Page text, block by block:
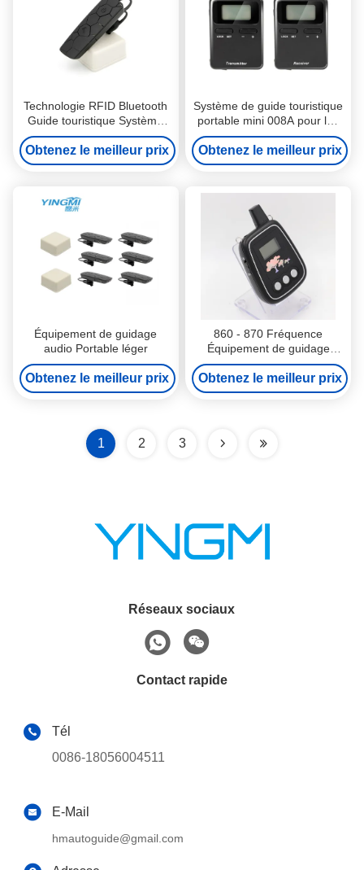
Technologie RFID Bluetooth
Guide touristique Système
audio pour traduction I7 20g
Poids
Obtenez le meilleur prix
Système de guide touristique
portable mini 008A pour les
longues distances
Obtenez le meilleur prix
Équipement de guidage
audio Portable léger
Obtenez le meilleur prix
860 - 870 Fréquence
Équipement de guidage
audio avec batterie Lion 2
ans de garantie
Obtenez le meilleur prix
1 2 3
Réseaux sociaux
Contact rapide
Tél
0086-18056004511
E-Mail
hmautoguide@gmail.com